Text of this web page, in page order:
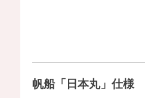
帆船「日本丸」仕様